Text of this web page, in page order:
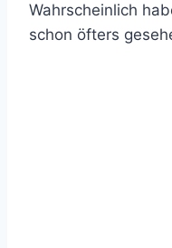
Wahrscheinlich
schon öfters